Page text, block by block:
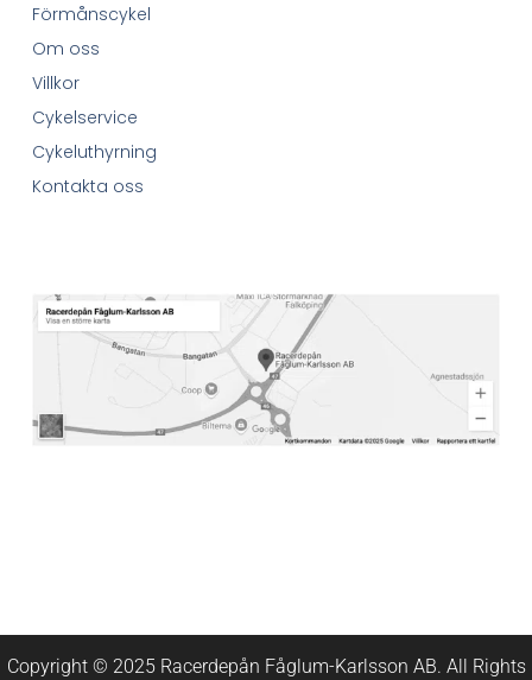
Förmånscykel
Om oss
Villkor
Cykelservice
Cykeluthyrning
Kontakta oss
Copyright © 2025 Racerdepån Fåglum-Karlsson AB. All Rights